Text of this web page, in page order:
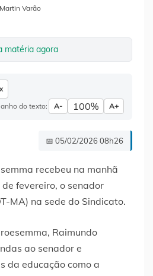
Martin Varão
matéria agora
do texto: A- 100% A+
📅 05/02/2026 08h26
recebeu na manhã
fevereiro, o senador
MA) na sede do Sindicato.
Raimundo
ao senador e
da educação como a